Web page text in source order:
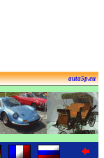
auta5p.eu